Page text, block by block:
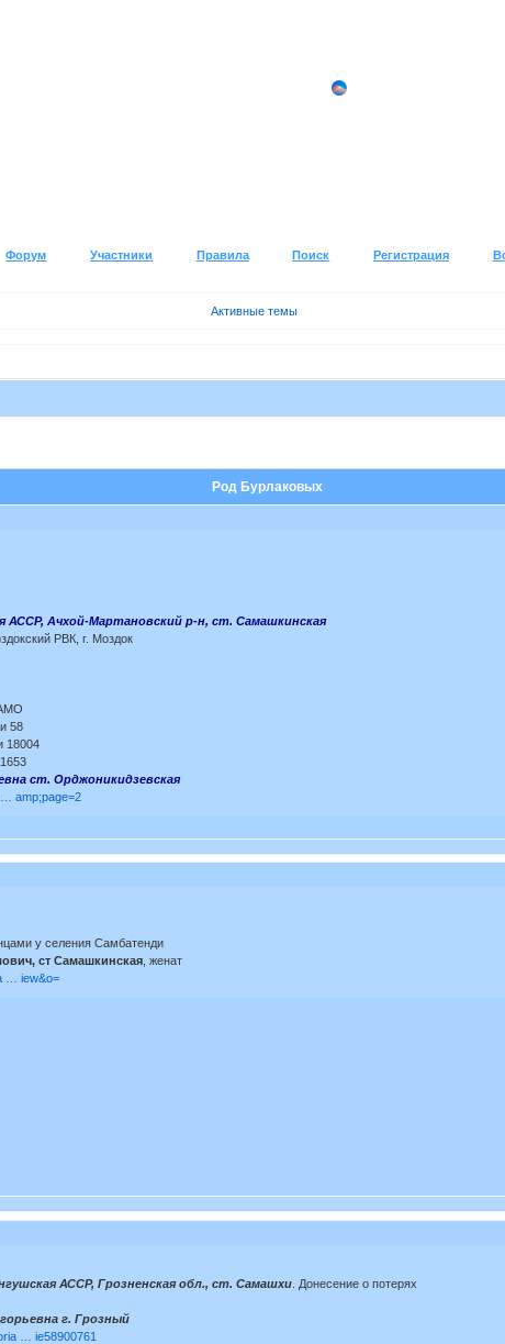
Форум Участники Правила Поиск Регистрация
Активные темы
Род Бурлаковых
АССР, Ачхой-Мартановский р-н, ст. Самашкинская
РВК, г. Моздок
58
18004
ст. Орджоникидзевская
… amp;page=2
у селения Самбатенди
ст Самашкинская, женат
… iew&o=
АССР, Грозненская обл., ст. Самашхи. Донесение о потерях
г. Грозный
… ie58900761